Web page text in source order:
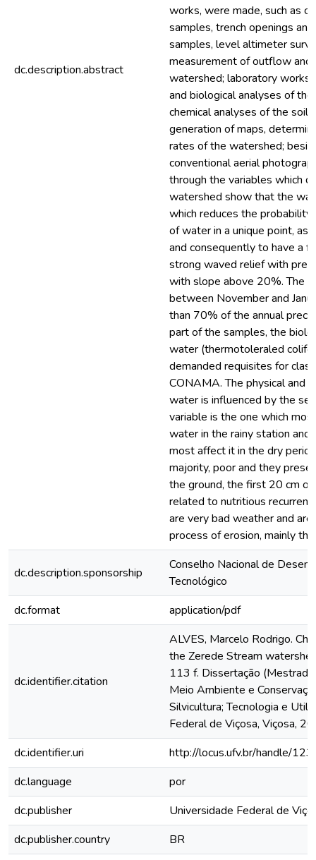
dc.description.abstract
works, were made, such as
samples, trench openings
samples, level altimeter
measurement of outflow
watershed; laboratory works,
and biological analyses of
chemical analyses of the
generation of maps,
rates of the watershed;
conventional aerial
through the variables which
watershed show that the
which reduces the
of water in a unique point, as
and consequently to have a
strong waved relief with
with slope above 20%. The
between November and
than 70% of the annual
part of the samples, the
water (thermotoleraled
demanded requisites for
CONAMA. The physical and
water is influenced by the
variable is the one which
water in the rainy station and
most affect it in the dry
majority, poor and they
the ground, the first 20 cm
related to nutritious
are very bad weather and
process of erosion, mainly
dc.description.sponsorship
Conselho Nacional de
Tecnológico
dc.format
application/pdf
dc.identifier.citation
ALVES, Marcelo Rodrigo.
the Zerede Stream
113 f. Dissertação
Meio Ambiente e
Silvicultura; Tecnologia e
Federal de Viçosa, Viçosa,
dc.identifier.uri
http://locus.ufv.br/handle/
dc.language
por
dc.publisher
Universidade Federal de
dc.publisher.country
BR